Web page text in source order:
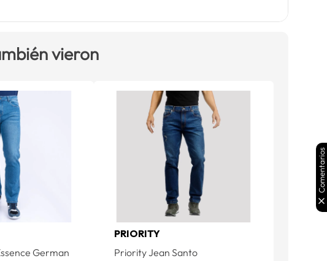
vieron
German
PRIORITY
Priority Jean Santo
Comentarios